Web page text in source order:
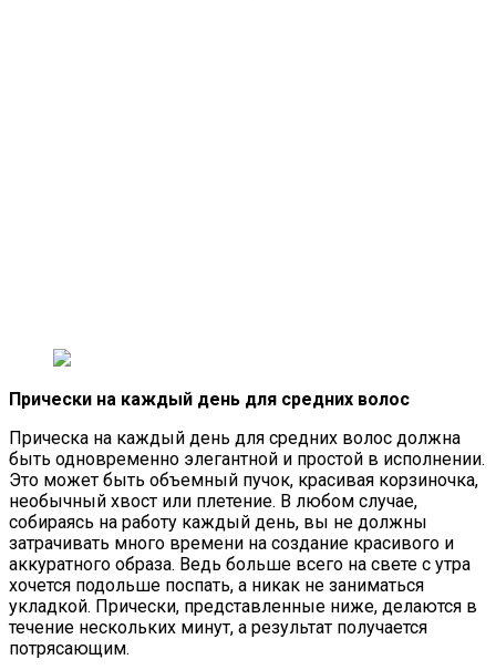
Прически на каждый день для средних волос
Прическа на каждый день для средних волос должна
быть одновременно элегантной и простой в исполнении.
Это может быть объемный пучок, красивая корзиночка,
необычный хвост или плетение. В любом случае,
собираясь на работу каждый день, вы не должны
затрачивать много времени на создание красивого и
аккуратного образа. Ведь больше всего на свете с утра
хочется подольше поспать, а никак не заниматься
укладкой. Прически, представленные ниже, делаются в
течение нескольких минут, а результат получается
потрясающим.